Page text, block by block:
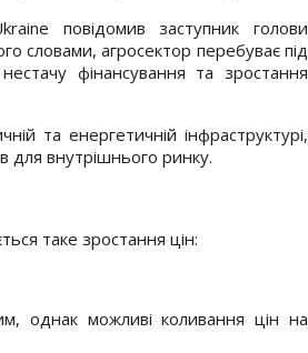
повідомив заступник голови
словами, агросектор перебуває під
фінансування та зростання
та енергетичній інфраструктурі,
для внутрішнього ринку.
таке зростання цін:
однак можливі коливання цін на